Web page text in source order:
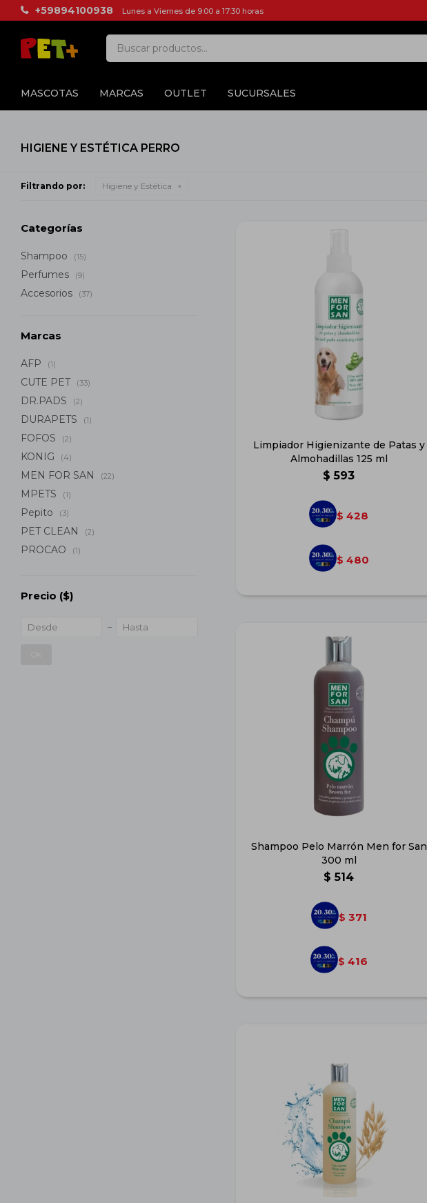
MASCOTAS MARCAS OUTLET SUCURSALES
+59894100938 Lunes a Viernes de 9:00 a 17:30 horas
HIGIENE Y ESTÉTICA PERRO
Filtrando por: Higiene y Estética
Limpiador Higienizante de Patas y
Almohadillas 125 ml
$ 593
$ 428
$ 480
Shampoo Pelo Marrón Men for San
300 ml
$ 514
$ 371
$ 416
Categorías
Shampoo (15)
Perfumes (9)
Accesorios (37)
Marcas
AFP (1)
CUTE PET (33)
DR.PADS (2)
DURAPETS (1)
FOFOS (2)
KONIG (4)
MEN FOR SAN (22)
MPETS (1)
Pepito (3)
PET CLEAN (2)
PROCAO (1)
Precio ($)